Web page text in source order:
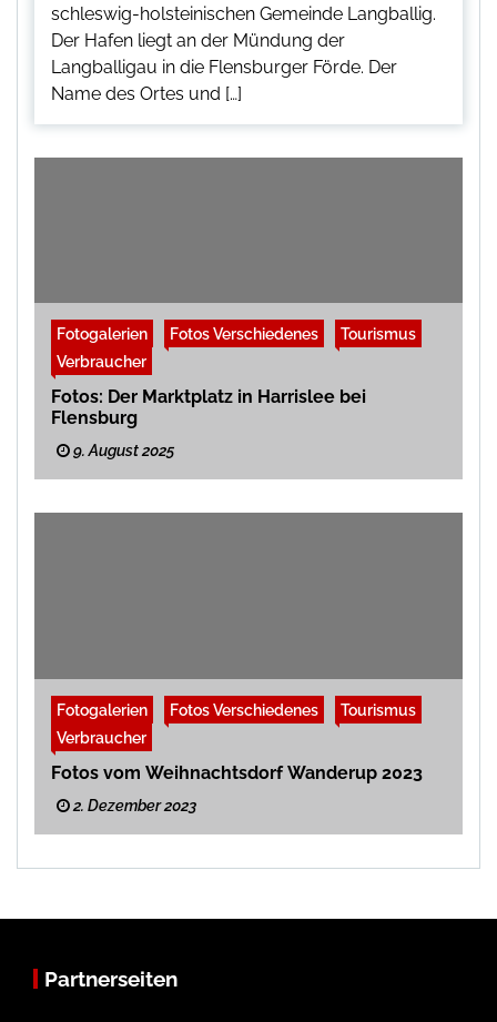
schleswig-holsteinischen Gemeinde Langballig.
Der Hafen liegt an der Mündung der
Langballigau in die Flensburger Förde. Der
Name des Ortes und […]
Fotogalerien Fotos Verschiedenes
Tourismus
Verbraucher
Fotos: Der Marktplatz in Harrislee bei
Flensburg
9. August 2025
Fotogalerien Fotos Verschiedenes
Tourismus
Verbraucher
Fotos vom Weihnachtsdorf Wanderup 2023
2. Dezember 2023
Partnerseiten